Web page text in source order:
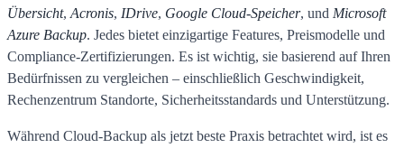
Übersicht, Acronis, IDrive, Google Cloud-Speicher, und Microsoft
Azure Backup. Jedes bietet einzigartige Features, Preismodelle und
Compliance-Zertifizierungen. Es ist wichtig, sie basierend auf Ihren
Bedürfnissen zu vergleichen – einschließlich Geschwindigkeit,
Rechenzentrum Standorte, Sicherheitsstandards und Unterstützung.
Während Cloud-Backup als jetzt beste Praxis betrachtet wird, ist es